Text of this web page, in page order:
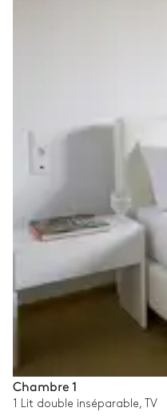
Chambre 1
1 Lit double inséparable, TV